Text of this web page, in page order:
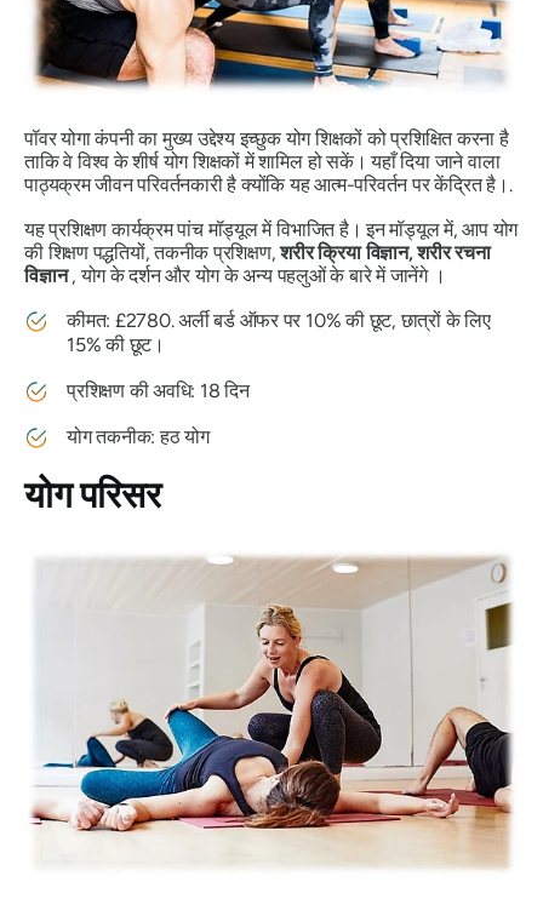
पॉवर योगा कंपनी का मुख्य उद्देश्य इच्छुक योग शिक्षकों को प्रशिक्षित करना है
ताकि वे विश्व के शीर्ष योग शिक्षकों में शामिल हो सकें। यहाँ दिया जाने वाला
पाठ्यक्रम जीवन परिवर्तनकारी है क्योंकि यह आत्म-परिवर्तन पर केंद्रित है।.
यह प्रशिक्षण कार्यक्रम पांच मॉड्यूल में विभाजित है। इन मॉड्यूल में, आप योग
की शिक्षण पद्धतियों, तकनीक प्रशिक्षण,शरीर क्रिया विज्ञान, शरीर रचना
विज्ञान, योग के दर्शन और योग के अन्य पहलुओं के बारे में जानेंगे ।
कीमत: £2780. अर्ली बर्ड ऑफर पर 10% की छूट, छात्रों के लिए
15% की छूट।
प्रशिक्षण की अवधि: 18 दिन
योग तकनीक: हठ योग
योग परिसर